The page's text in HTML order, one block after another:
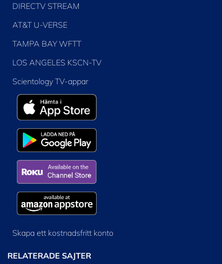
DIRECTV STREAM
AT&T U-VERSE
TAMPA BAY WFTT
LOS ANGELES KSCN-TV
Scientology TV-appar
Skapa ett kostnadsfritt konto
RELATERADE SAJTER